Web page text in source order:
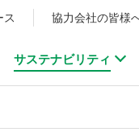
ス 協力会社の皆様
サステナビリティ